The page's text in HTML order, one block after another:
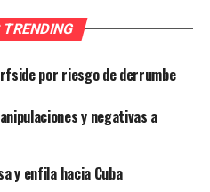
por riesgo de derrumbe
y negativas a
y enfila hacia Cuba